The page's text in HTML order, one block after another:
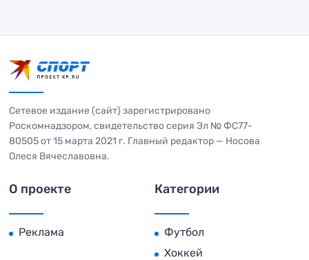
Сетевое издание (сайт) зарегистрировано
Роскомнадзором, свидетельство серия Эл № ФС77-
80505 от 15 марта 2021 г. Главный редактор — Носова
Олеся Вячеславовна.
О проекте
Реклама
Категории
Футбол
Хоккей